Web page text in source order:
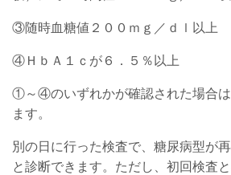
③随時血糖値２００ｍｇ／ｄｌ以上
④ＨｂＡ１ｃが６．５％以上
①～④のいずれかが確認された場合
ます。
別の日に行った検査で、糖尿病型が
と診断できます。ただし、初回検査